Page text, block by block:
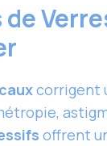
corrigent
offrent